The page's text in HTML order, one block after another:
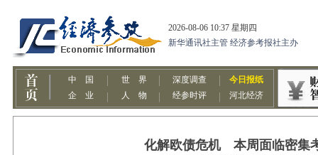
化解欧债危机 本周面临密集